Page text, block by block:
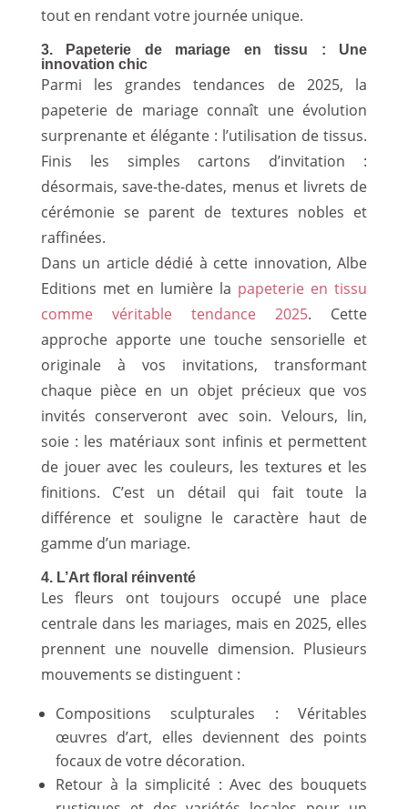
tout en rendant votre journée unique.
3. Papeterie de mariage en tissu : Une
innovation chic
Parmi les grandes tendances de 2025, la
papeterie de mariage connaît une évolution
surprenante et élégante : l’utilisation de tissus.
Finis les simples cartons d’invitation :
désormais, save-the-dates, menus et livrets de
cérémonie se parent de textures nobles et
raffinées.
Dans un article dédié à cette innovation, Albe
Editions met en lumière la papeterie en tissu
comme véritable tendance 2025. Cette
approche apporte une touche sensorielle et
originale à vos invitations, transformant
chaque pièce en un objet précieux que vos
invités conserveront avec soin. Velours, lin,
soie : les matériaux sont infinis et permettent
de jouer avec les couleurs, les textures et les
finitions. C’est un détail qui fait toute la
différence et souligne le caractère haut de
gamme d’un mariage.
4. L’Art floral réinventé
Les fleurs ont toujours occupé une place
centrale dans les mariages, mais en 2025, elles
prennent une nouvelle dimension. Plusieurs
mouvements se distinguent :
Compositions sculpturales : Véritables
œuvres d’art, elles deviennent des points
focaux de votre décoration.
Retour à la simplicité : Avec des bouquets